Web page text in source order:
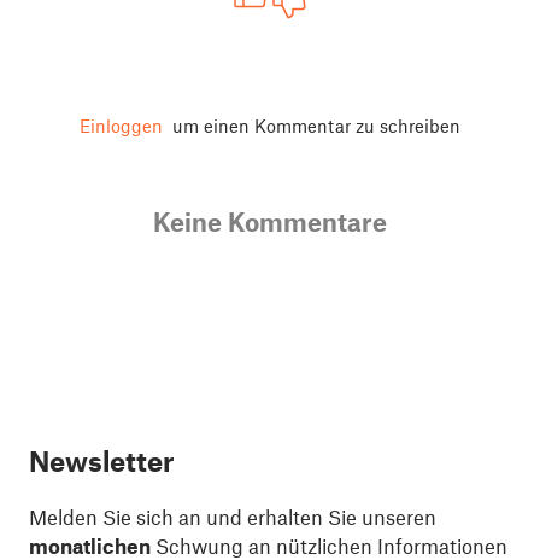
Einloggen um einen Kommentar zu schreiben
Keine Kommentare
Newsletter
Melden Sie sich an und erhalten Sie unseren
monatlichen Schwung an nützlichen Informationen